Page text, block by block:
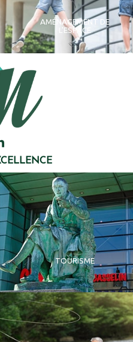
AMÉNAGEMENT DE
L'ESPACE
TOURISME